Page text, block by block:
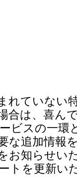
れていない
合は、喜ん
ビスの一環
な追加情報
お知らせい
トを更新い